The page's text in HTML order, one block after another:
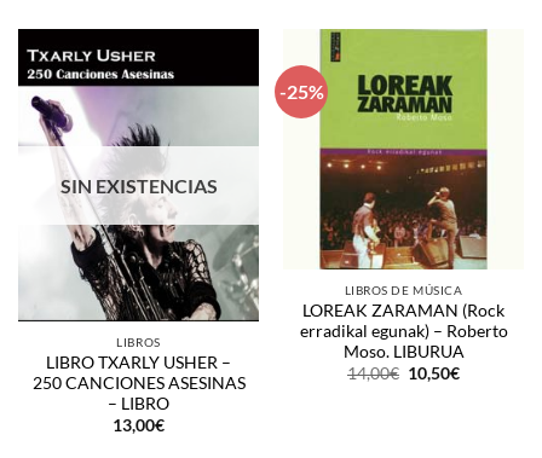
24,90€.20,00€.
24,96€.19,50€.
SIN EXISTENCIAS
LIBROS
LIBRO TXARLY USHER –
250 CANCIONES ASESINAS
– LIBRO
13,00€
-25%
LIBROS DE MÚSICA
LOREAK ZARAMAN (Rock
erradikal egunak) – Roberto
Moso. LIBURUA
14,00€ El
precio
10,50€El